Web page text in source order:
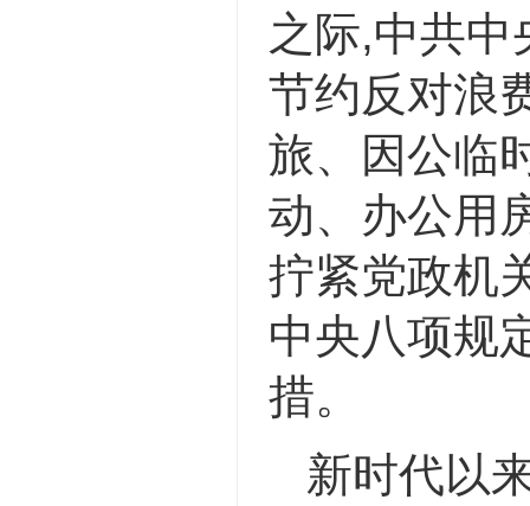
之际,中共
节约反对浪
旅、因公临
动、办公用
拧紧党政机
中央八项规
措。
新时代以